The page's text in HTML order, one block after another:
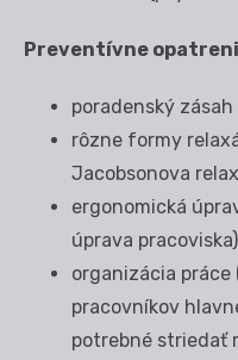
Preventívne
poradenský
rôzne formy
Jacobsonova
ergonomická
úprava pracoviska)
organizácia
pracovníkov
potrebné striedať